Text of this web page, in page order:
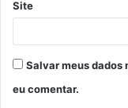
Site
Salvar meus dados
eu comentar.